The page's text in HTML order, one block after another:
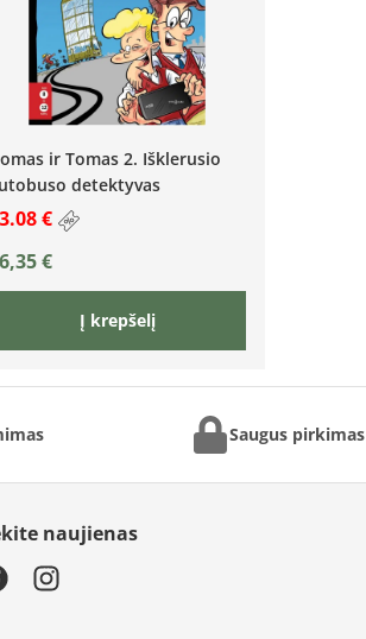
ir Tomas 2. Išklerusio
detektyvas
€
€
Į krepšelį
Saugus pirkimas
naujienas